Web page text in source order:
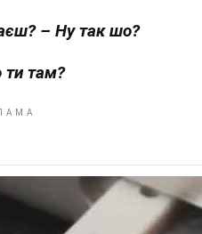
– Ну так шо?
ти там?